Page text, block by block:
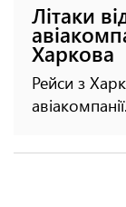
Літаки
Харкова
Рейси з
авіакомпанії.